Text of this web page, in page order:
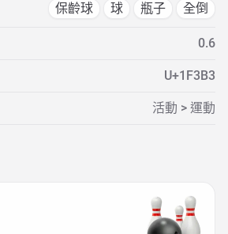
保齡球 球 瓶子 全倒
0.6
U+1F3B3
活動 > 運動